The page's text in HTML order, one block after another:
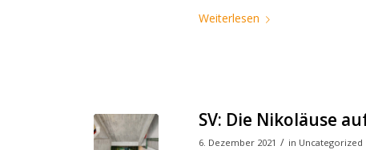
Weiterlesen
SV: Die Nikoläuse
6. Dezember 2021 / in Uncategorized